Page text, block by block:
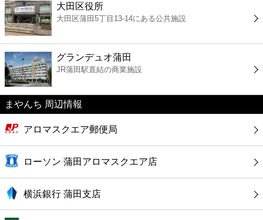
ファミレス
ファーストフード
カフェ
ショッピング
公共
病院
大田区役所
大田区蒲田5丁目13-14にある公共施設
グランデュオ蒲田
JR蒲田駅直結の商業施設
まやんち 周辺情報
アロマスクエア郵便局
ローソン 蒲田アロマスクエア店
横浜銀行 蒲田支店